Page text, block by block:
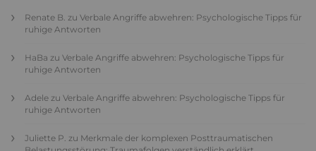
Renate B. zu Verbale Angriffe abwehren: Psychologische Tipps für
ruhige Antworten
HaBa zu Verbale Angriffe abwehren: Psychologische Tipps für
ruhige Antworten
Adele zu Verbale Angriffe abwehren: Psychologische Tipps für
ruhige Antworten
Juliette P. zu Merkmale der komplexen Posttraumatischen